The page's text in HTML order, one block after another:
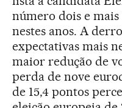
número dois e
nestes anos. A
expectativas mais
maior redução de
perda de nove
de 15,4 pontos